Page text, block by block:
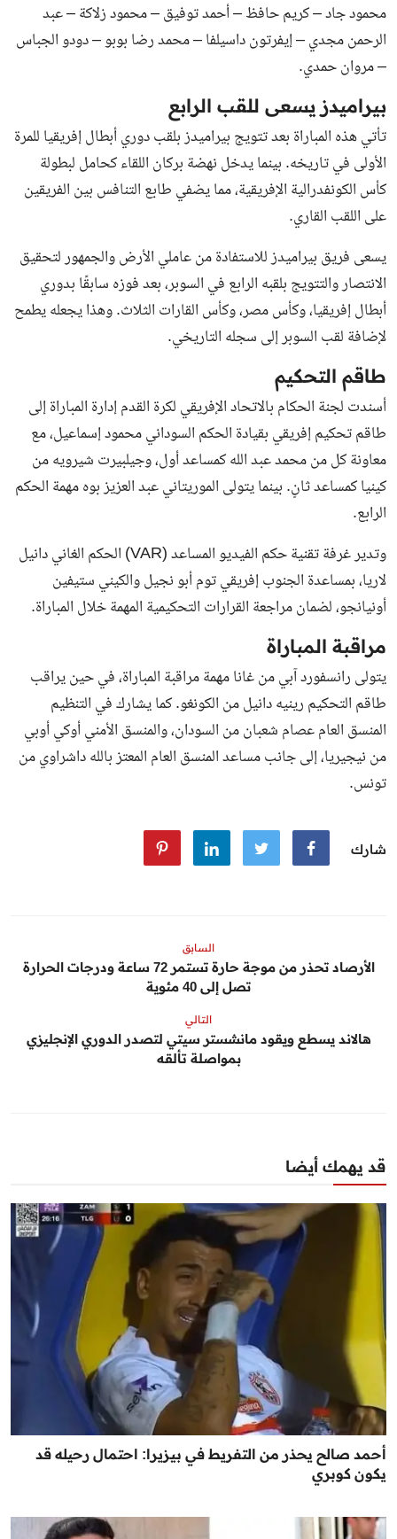
محمود جاد – كريم حافظ – أحمد توفيق – محمود زلاكة – عبد
الرحمن مجدي – إيفرتون داسيلفا – محمد رضا بوبو – دودو الجباس
– مروان حمدي.
بيراميدز يسعى للقب الرابع
تأتي هذه المباراة بعد تتويج بيراميدز بلقب دوري أبطال إفريقيا للمرة
الأولى في تاريخه. بينما يدخل نهضة بركان اللقاء كحامل لبطولة
كأس الكونفدرالية الإفريقية، مما يضفي طابع التنافس بين الفريقين
على اللقب القاري.
يسعى فريق بيراميدز للاستفادة من عاملي الأرض والجمهور لتحقيق
الانتصار والتتويج بلقبه الرابع في السوبر، بعد فوزه سابقًا بدوري
أبطال إفريقيا، وكأس مصر، وكأس القارات الثلاث. وهذا يجعله يطمح
لإضافة لقب السوبر إلى سجله التاريخي.
طاقم التحكيم
أسندت لجنة الحكام بالاتحاد الإفريقي لكرة القدم إدارة المباراة إلى
طاقم تحكيم إفريقي بقيادة الحكم السوداني محمود إسماعيل، مع
معاونة كل من محمد عبد الله كمساعد أول، وجيلبيرت شيرويه من
كينيا كمساعد ثانٍ. بينما يتولى الموريتاني عبد العزيز بوه مهمة الحكم
الرابع.
وتدير غرفة تقنية حكم الفيديو المساعد (VAR) الحكم الغاني دانيل
لاريا، بمساعدة الجنوب إفريقي توم أبو نجيل والكيني ستيفين
أونيانجو، لضمان مراجعة القرارات التحكيمية المهمة خلال المباراة.
مراقبة المباراة
يتولى رانسفورد آبي من غانا مهمة مراقبة المباراة، في حين يراقب
طاقم التحكيم رينيه دانيل من الكونغو. كما يشارك في التنظيم
المنسق العام عصام شعبان من السودان، والمنسق الأمني أوكي أوبي
من نيجيريا، إلى جانب مساعد المنسق العام المعتز بالله داشراوي من
تونس.
شارك
السابق
الأرصاد تحذر من موجة حارة تستمر 72 ساعة ودرجات الحرارة
تصل إلى 40 مئوية
التالي
هالاند يسطع ويقود مانشستر سيتي لتصدر الدوري الإنجليزي
بمواصلة تألقه
قد يهمك أيضا
أحمد صالح يحذر من التفريط في بيزيرا: احتمال رحيله قد
يكون كوبري